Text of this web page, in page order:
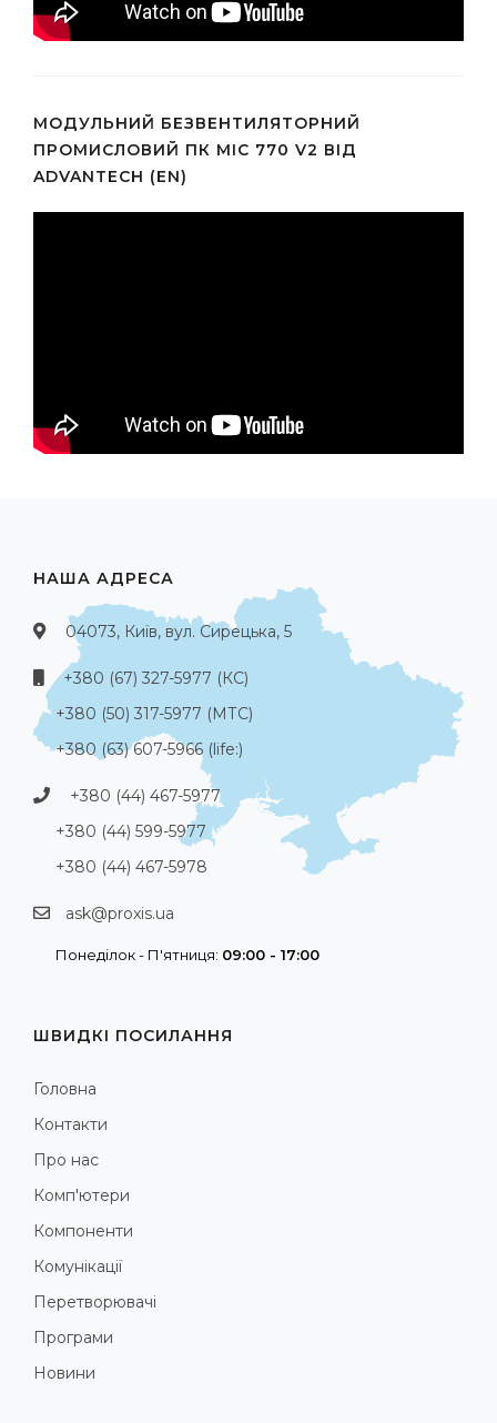
МОДУЛЬНИЙ БЕЗВЕНТИЛЯТОРНИЙ
ПРОМИСЛОВИЙ ПК MIC 770 V2 ВІД
ADVANTECH (EN)
НАША АДРЕСА
04073, Київ, вул. Сирецька, 5
+380 (67) 327-5977 (КС)
+380 (50) 317-5977 (МТС)
+380 (63) 607-5966 (life:)
+380 (44) 467-5977
+380 (44) 599-5977
+380 (44) 467-5978
ask@proxis.ua
Понеділок - П'ятниця: 09:00 - 17:00
ШВИДКІ ПОСИЛАННЯ
Головна
Контакти
Про нас
Комп'ютери
Компоненти
Комунікації
Перетворювачі
Програми
Новини